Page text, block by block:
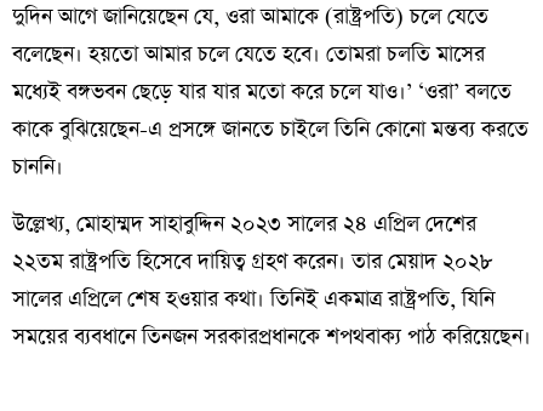
দুদিন আগে জানিয়েছেন যে, ওরা আমাকে (রাষ্ট্রপতি) চলে যেতে
বলেছেন। হয়তো আমার চলে যেতে হবে। তোমরা চলতি মাসের
মধ্যেই বঙ্গভবন ছেড়ে যার যার মতো করে চলে যাও।’ ‘ওরা’ বলতে
কাকে বুঝিয়েছেন-এ প্রসঙ্গে জানতে চাইলে তিনি কোনো মন্তব্য করতে
চাননি।
উল্লেখ্য, মোহাম্মদ সাহাবুদ্দিন ২০২৩ সালের ২৪ এপ্রিল দেশের
২২তম রাষ্ট্রপতি হিসেবে দায়িত্ব গ্রহণ করেন। তার মেয়াদ ২০২৮
সালের এপ্রিলে শেষ হওয়ার কথা। তিনিই একমাত্র রাষ্ট্রপতি, যিনি
সময়ের ব্যবধানে তিনজন সরকারপ্রধানকে শপথবাক্য পাঠ করিয়েছেন।